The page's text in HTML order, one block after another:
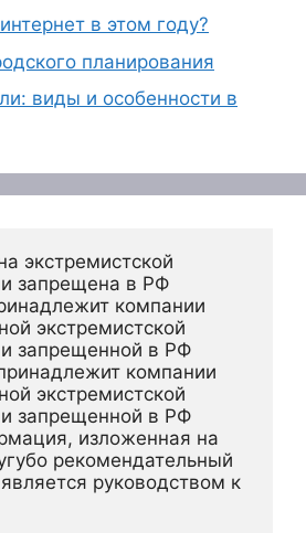
в этом году?
планирования
виды и особенности в
экстремистской
и запрещена в РФ
компании
экстремистской
и запрещенной в РФ
компании
экстремистской
и запрещенной в РФ
изложенная на
рекомендательный
руководством к